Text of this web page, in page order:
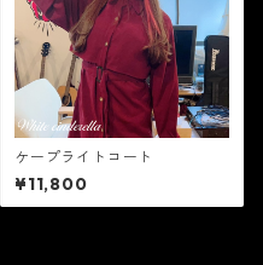
ケープライトコート
¥11,800